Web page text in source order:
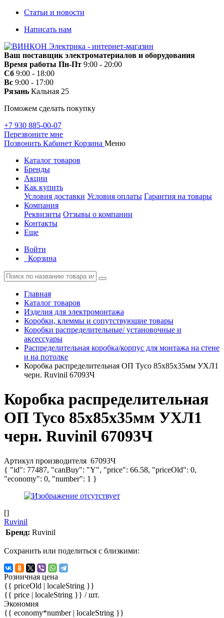
Статьи и новости
Написать нам
Ваш поставщик электроматериалов и оборудования
Время работы Пн-Пт 9:00 - 20:00
Сб 9:00 - 18:00
Вс 9:00 - 17:00
Рязань Кальная 25
Поможем сделать покупку
+7 930 885-00-07
Перезвоните мне
Позвонить Кабинет Корзина Меню
Каталог товаров
Бренды
Акции
Как купить
Условия доставки Условия оплаты Гарантия на товары
Компания
Реквизиты Отзывы о компании
Контакты
Еще
Войти
Корзина
Главная
Каталог товаров
Изделия для электромонтажа
Коробки, клеммы и сопутствующие товары
Коробки распределительные/ установочные и
аксессуары
Распределительная коробка/корпус для монтажа на стене
и на потолке
Коробка распределительная ОП Тусо 85х85х35мм УХЛ1
черн. Ruvinil 67093Ч
Коробка распределительная
ОП Тусо 85х85х35мм УХЛ1
черн. Ruvinil 67093Ч
Артикул производителя 67093Ч
{ "id": 77487, "canBuy": "Y", "price": 66.58, "priceOld": 0,
"economy": 0, "number": 1 }
[]
Ruvinil
Бренд: Ruvinil
Сохранить или поделиться с близкими:
Розничная цена
{{ priceOld | localeString }}
{{ price | localeString }} / шт.
Экономия
{{ economy*number | localeString }}